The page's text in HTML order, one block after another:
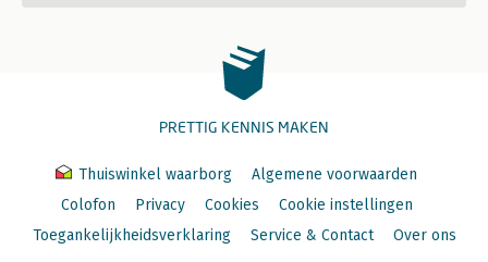
PRETTIG KENNIS MAKEN
Thuiswinkel waarborg
Algemene voorwaarden
Colofon
Privacy Cookies
Cookie instellingen
Toegankelijkheidsverklaring
Service & Contact Over ons